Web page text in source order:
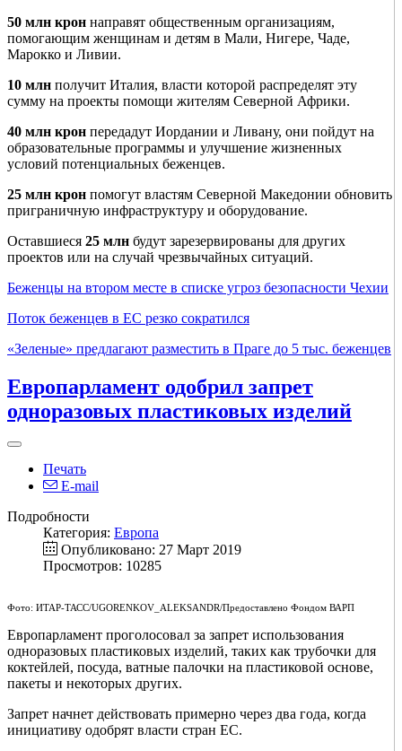
50 млн крон направят общественным организациям,
помогающим женщинам и детям в Мали, Нигере, Чаде,
Марокко и Ливии.
10 млн получит Италия, власти которой распределят эту
сумму на проекты помощи жителям Северной Африки.
40 млн крон передадут Иордании и Ливану, они пойдут на
образовательные программы и улучшение жизненных
условий потенциальных беженцев.
25 млн крон помогут властям Северной Македонии обновить
приграничную инфраструктуру и оборудование.
Оставшиеся 25 млн будут зарезервированы для других
проектов или на случай чрезвычайных ситуаций.
Беженцы на втором месте в списке угроз безопасности Чехии
Поток беженцев в ЕС резко сократился
«Зеленые» предлагают разместить в Праге до 5 тыс. беженцев
Европарламент одобрил запрет
одноразовых пластиковых изделий
Печать
E-mail
Подробности
Категория: Европа
Опубликовано: 27 Март 2019
Просмотров: 10285
Фото: ИТАР-ТАСС/UGORENKOV_ALEKSANDR/Предоставлено Фондом ВАРП
Европарламент проголосовал за запрет использования
одноразовых пластиковых изделий, таких как трубочки для
коктейлей, посуда, ватные палочки на пластиковой основе,
пакеты и некоторых других.
Запрет начнет действовать примерно через два года, когда
инициативу одобрят власти стран ЕС.